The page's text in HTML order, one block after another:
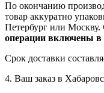
По окончанию
товар аккуратно
Петербург или Москву.
операции включены в
Срок доставки
4. Ваш заказ в